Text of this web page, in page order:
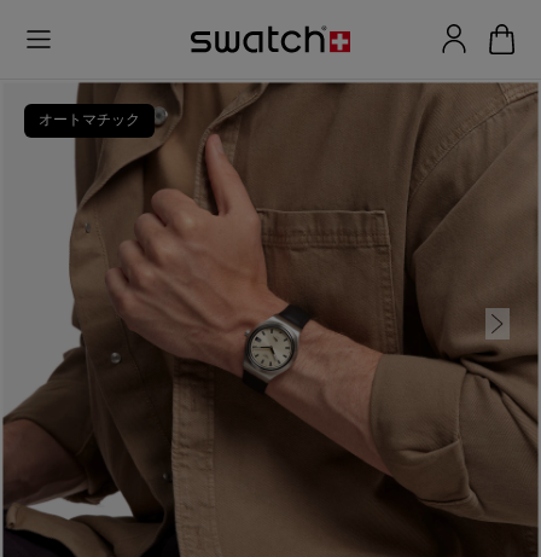
オートマチック